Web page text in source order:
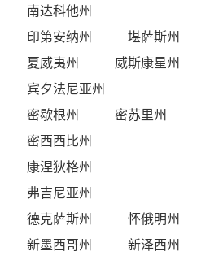
南达科他州
印第安纳州
堪萨斯州
夏威夷州
威斯康星州
宾夕法尼亚州
密歇根州
密苏里州
密西西比州
康涅狄格州
弗吉尼亚州
德克萨斯州
怀俄明州
新墨西哥州
新泽西州